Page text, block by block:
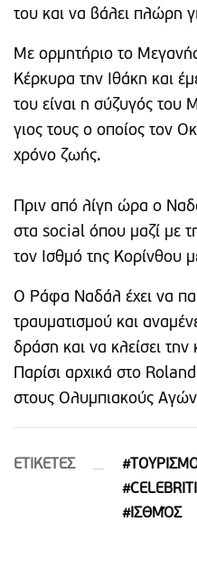
του και να βάλει πλώρη
Με ορμητήριο το
Κέρκυρα την Ιθάκη και
του είναι η σύζυγός του
γιος τους ο οποίος τον
χρόνο ζωής.
Πριν από λίγη ώρα ο
στα social όπου μαζί με
τον Ισθμό της Κορίνθου
Ο Ράφα Ναδάλ έχει να
τραυματισμού και
δράση και να κλείσει
Παρίσι αρχικά στο
στους Ολυμπιακούς
ETIΚΕΤΕΣ
#ΙΣΘΜΌΣ